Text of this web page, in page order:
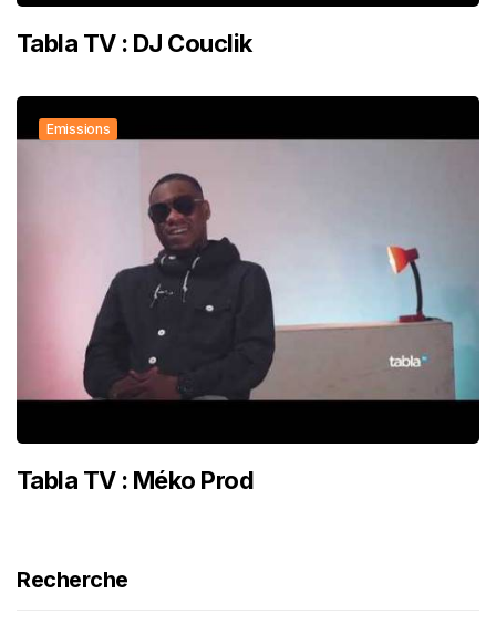
Tabla TV : DJ Couclik
Emissions
Tabla TV : Méko Prod
Recherche